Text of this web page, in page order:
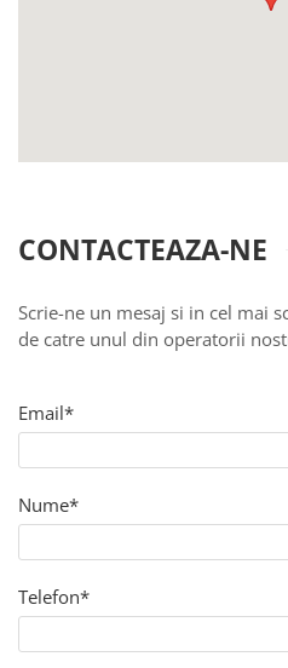
CONTACTEAZA-NE
Scrie-ne un mesaj si in cel mai
de catre unul din operatorii
Email*
Nume*
Telefon*